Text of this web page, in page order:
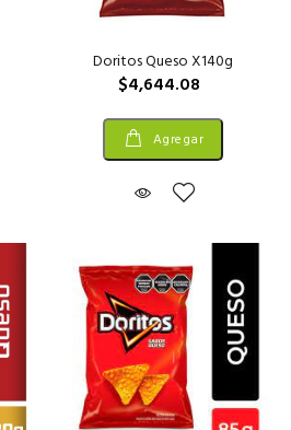
Doritos Queso X140g
$4,644.08
Agregar